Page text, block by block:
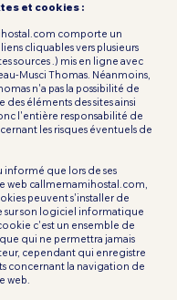
et cookies :
comporte un
cliquables vers plusieurs
sources .) mis en ligne avec
Musci Thomas. Néanmoins,
n'a pas la possibilité de
des éléments des sites ainsi
l'entière responsabilité de
les risques éventuels de
informé que lors de ses
web callmemamihostal.com,
peuvent s'installer de
son logiciel informatique
c'est un ensemble de
qui ne permettra jamais
cependant qui enregistre
concernant la navigation de
web.